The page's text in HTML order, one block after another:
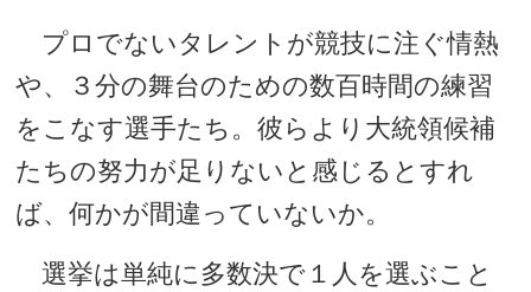
プロでないタレントが競技に注ぐ情熱
や、３分の舞台のための数百時間の練習
をこなす選手たち。彼らより大統領候補
たちの努力が足りないと感じるとすれ
ば、何かが間違っていないか。
選挙は単純に多数決で１人を選ぶこと